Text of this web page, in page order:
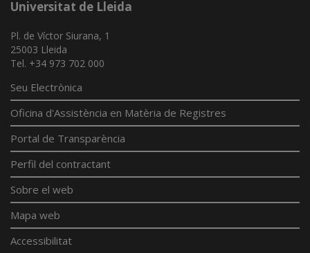
Universitat de Lleida
Pl. de Víctor Siurana, 1
25003 Lleida
Tel. +34 973 702 000
Seu Electrònica
Oficina d'Assistència en Matèria de Registres
Portal de Transparència
Perfil del contractant
Sobre el web
Mapa web
Accessibilitat